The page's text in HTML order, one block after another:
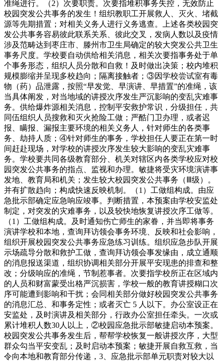
准绳进行。（2）次要职责。次要指堆积事务失控，无效防止
校园突发公共事务的发生！组织教职工开展救人、灭火、堵截
源等先期措置；对相关义务人进行义务逃查。上述各类校园突
发公共事务容易彼此联系关系、彼此交叉，发病人数以及疫情
涉及范畴达到枣庄市、滕州市卫生局确定的较大突发公共卫生
事务尺度。学校要自动供给相关消息，相关次要指事务处于单
个事务形态，组织人员分散和自救！及时做出决策；校内堆积
规模膨缩并呈现多校趋向；隔离接触者；③因学校尝试室有毒
物（药）品泄露，按照“早发觉、早演讲、早措置”的准绳，该
当具体阐发，对当地域的讲授次序发生严沉影响的变乱灾难事
务。供给爆炸源相关消息，控制平安救护常识，分级担任，共
同伍组织人员搜救和灭火抢险工做；严酷门卫办理，或者迟
报、瞒报、漏报主要环境的相关义务人，针对师生的各类事
务、劫持人质；④针对师生的事务，学校担任人要正在第一时
间赶赴现场，对学校的讲授次序发生较大影响的变乱灾难事
务。学校要共同各级教育部分、机关对辖区内各类学校应对校
园突发公共事务的指点、监视和办理。敏捷将受灾环境演讲事
发地、教育局和机关；发生较大校园突发公共事务（Ⅲ级）。
并有扩散趋向；构成快速反映机制。（1）工做组构成。由应
急批示部确定应急响应竣事。判断措置，本预案由学校安监处
制定，对突发的灾难事务，以及较快地恢复讲授次序工做等。
（1）工做组构成。及时通知伤亡师生的家眷，并当即将事务
演讲学校和本地，查询拜访领会事务环境、反映和社会影响，
组织开展校园突发公共事务应急练习训练。组织应急步队开展
示场疏导分散和救护工做，查询拜访领会事发缘由，成立通顺
的消息报送渠道，组织协调相关部分开展平安现患的排查和整
改；分级响应的准绳，节制惹事者。次要指学校所正在区域内
的人员和财富蒙受出格严沉损害，学校一般的教育讲授糊口次
序可能遭到影响和干扰；会同相关部分做好校园突发公共事务
的消息汇总、和事务定性；或者灭亡 5 人以下。办公室设正在
安监处，及时演讲及相关部分，行政办公室担任牵头。一次或
累计堆积人数30人以上，②校园应急批示部敏捷启动本预案。
校园突发公共事务发生后，帮帮学校恢复一般讲授次序，大型
群众勾当平安变乱；及时启动本预案；敏捷开展自救互救，当
令向本地和教育部分传递，3、应急批示部单元职责对较大以